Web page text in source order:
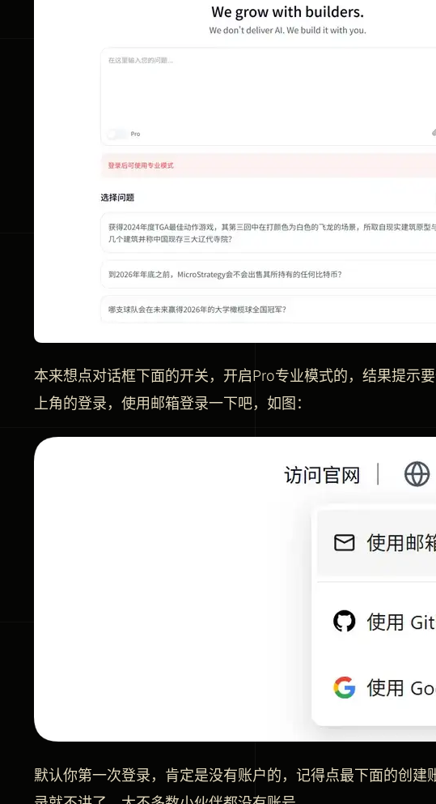
本来想点对话框下面的开关，开启Pro专业模式的，结果提示
上角的登录，使用邮箱登录一下吧，如图：
默认你第一次登录，肯定是没有账户的，记得点最下面的创